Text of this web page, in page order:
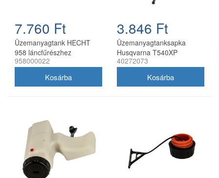
7.760 Ft
Üzemanyagtank HECHT
958 láncfűrészhez
958000022
3.846 Ft
Üzemanyagtanksapka
Husqvarna T540XP
láncfűrészhez
40272073